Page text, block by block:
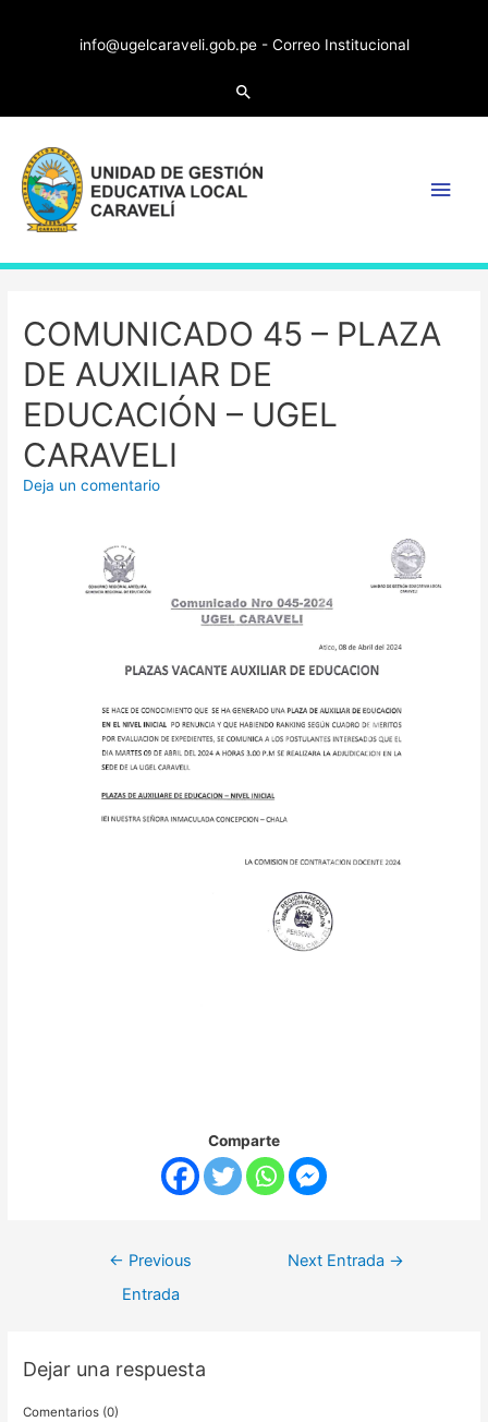
info@ugelcaraveli.gob.pe - Correo Institucional
COMUNICADO 45 – PLAZA
DE AUXILIAR DE
EDUCACIÓN – UGEL
CARAVELI
Deja un comentario
Comparte
← Previous
Entrada
Next Entrada →
Dejar una respuesta
Comentarios (0)